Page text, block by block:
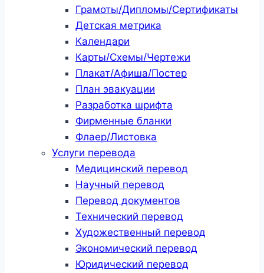
Грамоты/Дипломы/Сертификаты
Детская метрика
Календари
Карты/Схемы/Чертежи
Плакат/Афиша/Постер
План эвакуации
Разработка шрифта
Фирменные бланки
Флаер/Листовка
Услуги перевода
Медицинский перевод
Научный перевод
Перевод документов
Технический перевод
Художественный перевод
Экономический перевод
Юридический перевод